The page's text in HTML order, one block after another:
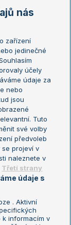
nás
zařízení
jedinečné
účely
údaje za
nebo
jsou
Tuto
své volby
předvoleb
se projeví v
naleznete v
Třetí strany
údaje s
. Aktivní
k informacím v